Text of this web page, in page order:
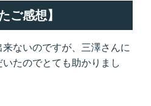
ご感想】
ないのですが、三澤さんに
たのでとても助かりまし